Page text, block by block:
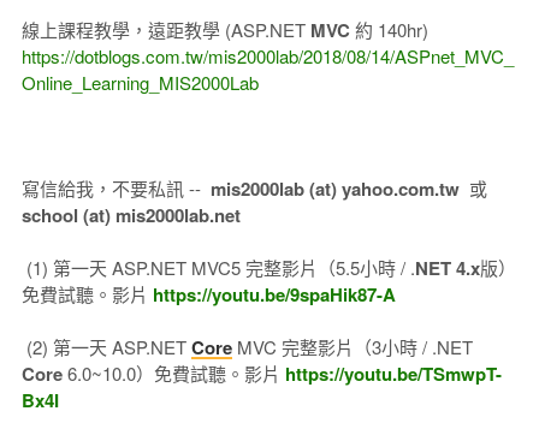
線上課程教學，遠距教學 (ASP.NET MVC 約 140hr)
https://dotblogs.com.tw/mis2000lab/2018/08/14/ASPnet_MVC_
Online_Learning_MIS2000Lab
寫信給我，不要私訊 -- mis2000lab (at) yahoo.com.tw或
school (at) mis2000lab.net
(1) 第一天 ASP.NET MVC5 完整影片（5.5小時 / .NET 4.x版）
免費試聽。影片 https://youtu.be/9spaHik87-A
(2) 第一天 ASP.NETCoreMVC 完整影片（3小時 / .NET
Core6.0~10.0）免費試聽。影片 https://youtu.be/TSmwpT-
Bx4I